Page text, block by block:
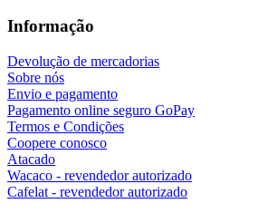
Informação
Devolução de mercadorias
Sobre nós
Envio e pagamento
Pagamento online seguro GoPay
Termos e Condições
Coopere conosco
Atacado
Wacaco - revendedor autorizado
Cafelat - revendedor autorizado